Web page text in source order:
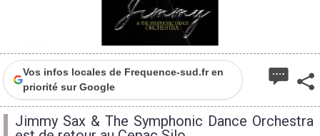
Vos infos locales de Frequence-sud.fr en
priorité sur Google
Jimmy Sax & The Symphonic Dance Orchestra